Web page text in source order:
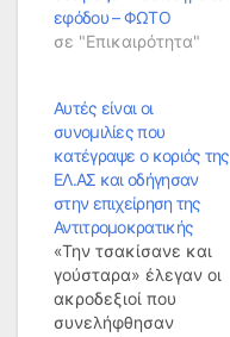
εφόδου – ΦΩΤΟ
σε "Επικαιρότητα"
Αυτές είναι οι
συνομιλίες που
κατέγραψε ο κοριός της
ΕΛ.ΑΣ και οδήγησαν
στην επιχείρηση της
Αντιτρομοκρατικής
«Την τσακίσανε και
γούσταρα» έλεγαν οι
ακροδεξιοί που
συνελήφθησαν